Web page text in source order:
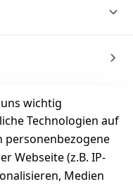
wichtig
Technologien auf
personenbezogene
Webseite (z.B. IP-
Medien